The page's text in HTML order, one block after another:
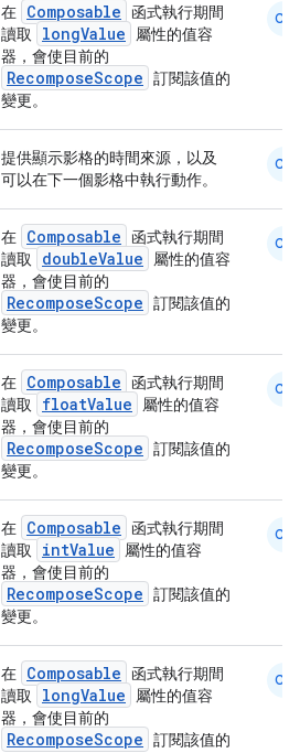
在 Composable
函式執行期間
讀取
longValue
屬性的值容
器，會使目前的
RecomposeScope 訂閱該值的
變更。
CM
提供顯示影格的時間來源，以及
可以在下一個影格中執行動作。
CM
在 Composable
函式執行期間
讀取
doubleValue
屬性的值容
器，會使目前的
RecomposeScope 訂閱該值的
變更。
CM
在 Composable
函式執行期間
讀取
floatValue
屬性的值容
器，會使目前的
RecomposeScope 訂閱該值的
變更。
CM
在 Composable
函式執行期間
讀取
intValue
屬性的值容
器，會使目前的
RecomposeScope 訂閱該值的
變更。
CM
在 Composable
函式執行期間
讀取
longValue
屬性的值容
器，會使目前的
RecomposeScope 訂閱該值的
CM